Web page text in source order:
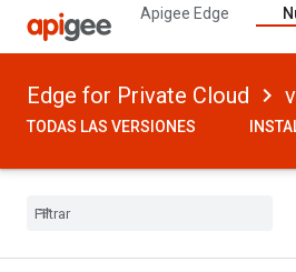
Apigee Edge
Edge for Private Cloud
TODAS LAS VERSIONES